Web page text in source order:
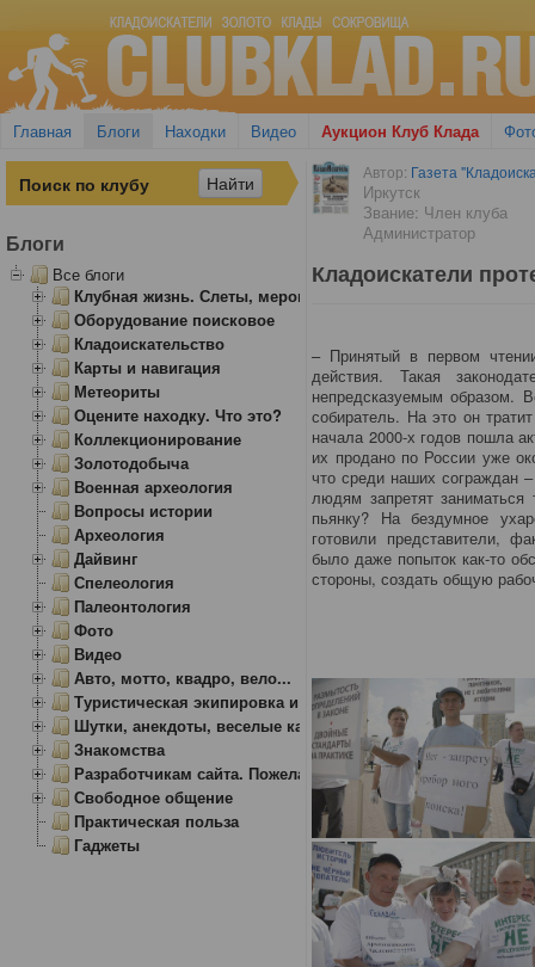
Главная Блоги Находки Видео Аукцион Клуб Клада
Автор: Газета
Иркутск
Звание: Член клуба
Администратор
Кладоискатели
– Принятый в первом
действия. Такая
непредсказуемым образом.
собиратель. На это он
начала 2000-х годов пошла
их продано по России уже
что среди наших сограждан
людям запретят
пьянку? На бездумное
готовили представители,
было даже попыток как-то
стороны, создать общую
Блоги
Все блоги
Клубная жизнь. Слеты, мероприятия
Оборудование поисковое
Кладоискательство
Карты и навигация
Метеориты
Оцените находку. Что это?
Коллекционирование
Золотодобыча
Военная археология
Вопросы истории
Археология
Дайвинг
Спелеология
Палеонтология
Фото
Видео
Авто, мотто, квадро, вело...
Туристическая экипировка и снаряжение
Шутки, анекдоты, веселые картинки
Знакомства
Разработчикам сайта. Пожелания, замечания.
Свободное общение
Практическая польза
Гаджеты